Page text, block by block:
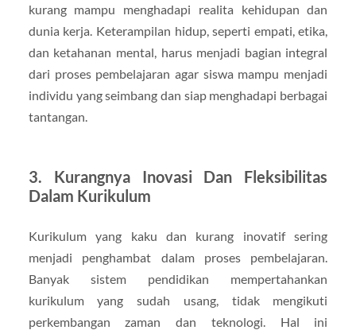
kurang mampu menghadapi realita kehidupan dan
dunia kerja. Keterampilan hidup, seperti empati, etika,
dan ketahanan mental, harus menjadi bagian integral
dari proses pembelajaran agar siswa mampu menjadi
individu yang seimbang dan siap menghadapi berbagai
tantangan.
3. Kurangnya Inovasi Dan Fleksibilitas
Dalam Kurikulum
Kurikulum yang kaku dan kurang inovatif sering
menjadi penghambat dalam proses pembelajaran.
Banyak sistem pendidikan mempertahankan
kurikulum yang sudah usang, tidak mengikuti
perkembangan zaman dan teknologi. Hal ini